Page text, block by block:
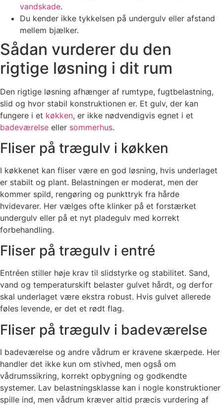
vandskade.
Du kender ikke tykkelsen på undergulv eller afstand
mellem bjælker.
Sådan vurderer du den
rigtige løsning i dit rum
Den rigtige løsning afhænger af rumtype, fugtbelastning,
slid og hvor stabil konstruktionen er. Et gulv, der kan
fungere i et køkken, er ikke nødvendigvis egnet i et
badeværelse eller sommerhus.
Fliser på trægulv i køkken
I køkkenet kan fliser være en god løsning, hvis underlaget
er stabilt og plant. Belastningen er moderat, men der
kommer spild, rengøring og punkttryk fra hårde
hvidevarer. Her vælges ofte klinker på et forstærket
undergulv eller på et nyt pladegulv med korrekt
forbehandling.
Fliser på trægulv i entré
Entréen stiller høje krav til slidstyrke og stabilitet. Sand,
vand og temperaturskift belaster gulvet hårdt, og derfor
skal underlaget være ekstra robust. Hvis gulvet allerede
føles levende, er det et rødt flag.
Fliser på trægulv i badeværelse
I badeværelse og andre vådrum er kravene skærpede. Her
handler det ikke kun om stivhed, men også om
vådrumssikring, korrekt opbygning og godkendte
systemer. Lav belastningsklasse kan i nogle konstruktioner
spille ind, men vådrum kræver altid præcis vurdering af